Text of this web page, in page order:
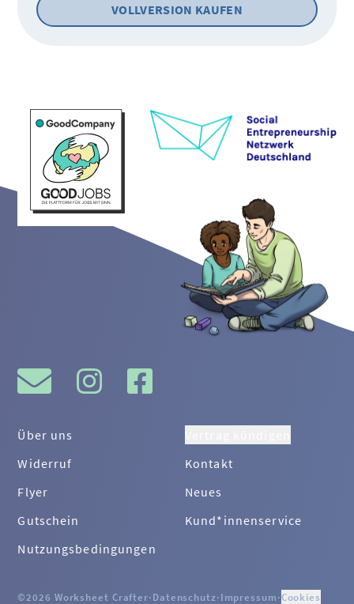
VOLLVERSION KAUFEN
Über uns
Widerruf
Kontakt
Flyer
Neues
Gutschein
Kund*innenservice
Nutzungsbedingungen
©2026 Worksheet Crafter·Datenschutz·Impressum·Cookies